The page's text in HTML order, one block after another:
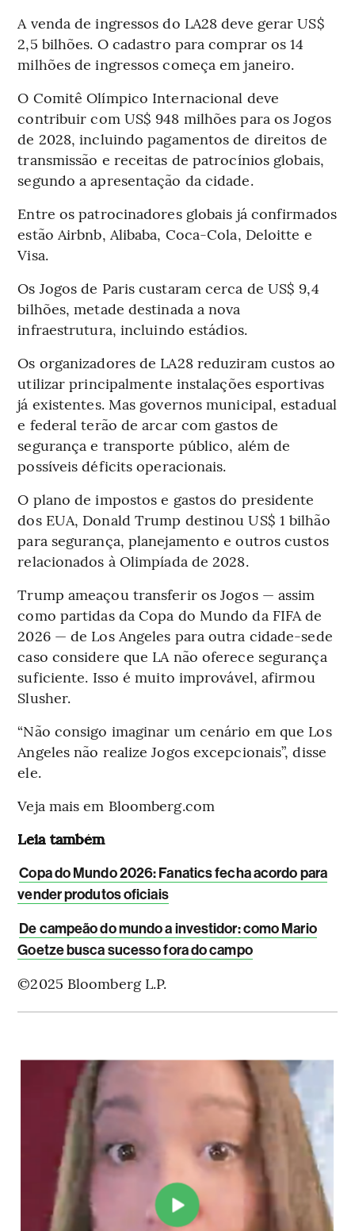
A venda de ingressos do LA28 deve gerar US$
2,5 bilhões. O cadastro para comprar os 14
milhões de ingressos começa em janeiro.
O Comitê Olímpico Internacional deve
contribuir com US$ 948 milhões para os Jogos
de 2028, incluindo pagamentos de direitos de
transmissão e receitas de patrocínios globais,
segundo a apresentação da cidade.
Entre os patrocinadores globais já confirmados
estão Airbnb, Alibaba, Coca-Cola, Deloitte e
Visa.
Os Jogos de Paris custaram cerca de US$ 9,4
bilhões, metade destinada a nova
infraestrutura, incluindo estádios.
Os organizadores de LA28 reduziram custos ao
utilizar principalmente instalações esportivas
já existentes. Mas governos municipal, estadual
e federal terão de arcar com gastos de
segurança e transporte público, além de
possíveis déficits operacionais.
O plano de impostos e gastos do presidente
dos EUA, Donald Trump destinou US$ 1 bilhão
para segurança, planejamento e outros custos
relacionados à Olimpíada de 2028.
Trump ameaçou transferir os Jogos — assim
como partidas da Copa do Mundo da FIFA de
2026 — de Los Angeles para outra cidade-sede
caso considere que LA não oferece segurança
suficiente. Isso é muito improvável, afirmou
Slusher.
“Não consigo imaginar um cenário em que Los
Angeles não realize Jogos excepcionais”, disse
ele.
Veja mais em Bloomberg.com
Leia também
Copa do Mundo 2026: Fanatics fecha acordo para
vender produtos oficiais
De campeão do mundo a investidor: como Mario
Goetze busca sucesso fora do campo
©2025 Bloomberg L.P.